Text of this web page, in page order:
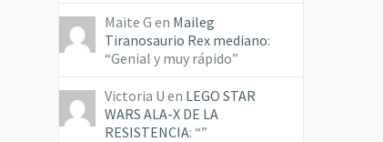
Maite G en Maileg
Tiranosaurio Rex mediano:
“Genial y muy rápido”
Victoria U en LEGO STAR
WARS ALA-X DE LA
RESISTENCIA: “”